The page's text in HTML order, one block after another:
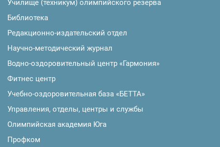
Училище (техникум) олимпийского резерва
Библиотека
Редакционно-издательский отдел
Научно-методический журнал
Водно-оздоровительный центр «Гармония»
Фитнес центр
Учебно-оздоровительная база «БЕТТА»
Управления, отделы, центры и службы
Олимпийская академия Юга
Профком